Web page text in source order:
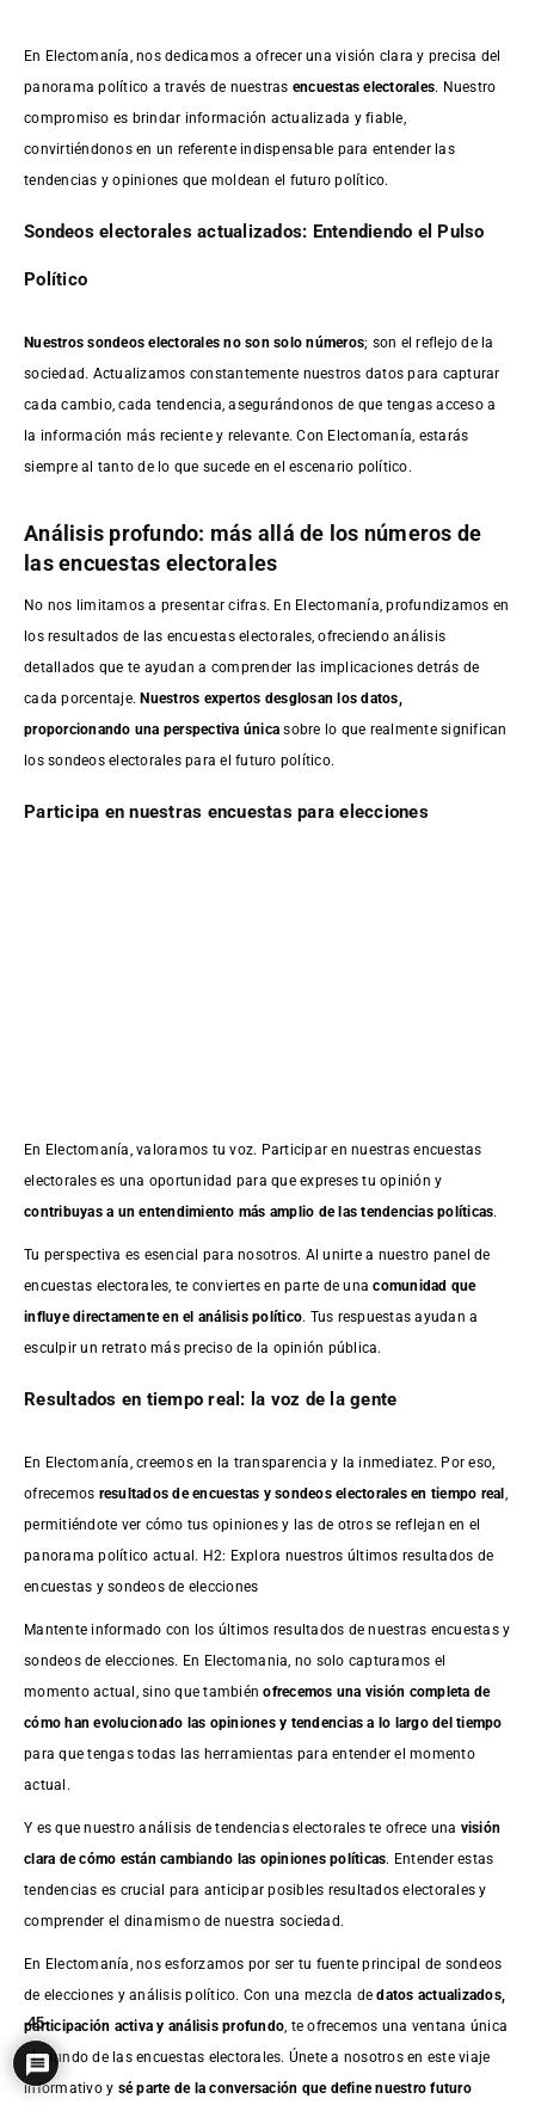
En Electomanía, nos dedicamos a ofrecer una visión clara y precisa del
panorama político a través de nuestras encuestas electorales. Nuestro
compromiso es brindar información actualizada y fiable,
convirtiéndonos en un referente indispensable para entender las
tendencias y opiniones que moldean el futuro político.
Sondeos electorales actualizados: Entendiendo el Pulso
Político
Nuestros sondeos electorales no son solo números; son el reflejo de la
sociedad. Actualizamos constantemente nuestros datos para capturar
cada cambio, cada tendencia, asegurándonos de que tengas acceso a
la información más reciente y relevante. Con Electomanía, estarás
siempre al tanto de lo que sucede en el escenario político.
Análisis profundo: más allá de los números de
las encuestas electorales
No nos limitamos a presentar cifras. En Electomanía, profundizamos en
los resultados de las encuestas electorales, ofreciendo análisis
detallados que te ayudan a comprender las implicaciones detrás de
cada porcentaje. Nuestros expertos desglosan los datos,
proporcionando una perspectiva única sobre lo que realmente significan
los sondeos electorales para el futuro político.
Participa en nuestras encuestas para elecciones
En Electomanía, valoramos tu voz. Participar en nuestras encuestas
electorales es una oportunidad para que expreses tu opinión y
contribuyas a un entendimiento más amplio de las tendencias políticas.
Tu perspectiva es esencial para nosotros. Al unirte a nuestro panel de
encuestas electorales, te conviertes en parte de unacomunidad que
influye directamente en el análisis político. Tus respuestas ayudan a
esculpir un retrato más preciso de la opinión pública.
Resultados en tiempo real: la voz de la gente
En Electomanía, creemos en la transparencia y la inmediatez. Por eso,
ofrecemos resultados deencuestas y sondeos electorales en tiempo real ,
permitiéndote ver cómo tus opiniones y las de otros se reflejan en el
panorama político actual. H2: Explora nuestros últimos resultados de
encuestas y sondeos de elecciones
Mantente informado con los últimos resultados de nuestras encuestasy
sondeos de elecciones. En Electomania, no solo capturamos el
momento actual, sino que tambiénofrecemos una visión completa de
cómo han evolucionado las opiniones y tendencias a lo largo del tiempo
para que tengas todas las herramientas para entender el momento
actual.
Y es que nuestro análisis de tendencias electorales te ofrece una visión
clara de cómo están cambiando las opiniones políticas. Entender estas
tendencias es crucial para anticipar posibles resultados electorales y
comprender el dinamismo de nuestra sociedad.
En Electomanía, nos esforzamos por ser tu fuente principal de sondeos
de elecciones y análisis político. Con una mezcla dedatos actualizados,
participación activa y análisis profundo, te ofrecemos una ventana única
al mundo de las encuestas electorales. Únete a nosotros en este viaje
informativo y sé parte de la conversación que define nuestro futuro
45